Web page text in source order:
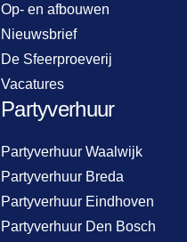
Op- en afbouwen
Nieuwsbrief
De Sfeerproeverij
Vacatures
Partyverhuur
Partyverhuur Waalwijk
Partyverhuur Breda
Partyverhuur Eindhoven
Partyverhuur Den Bosch